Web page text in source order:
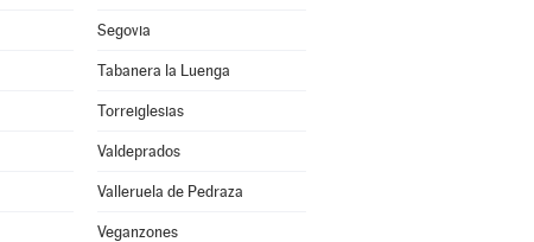
Segovia
Tabanera la Luenga
Torreiglesias
Valdeprados
Valleruela de Pedraza
Veganzones